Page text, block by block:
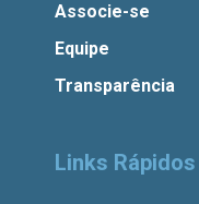
Associe-se
Equipe
Transparência
Links Rápidos